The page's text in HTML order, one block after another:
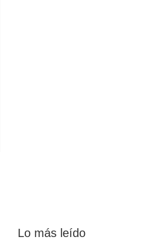
Lo más leído